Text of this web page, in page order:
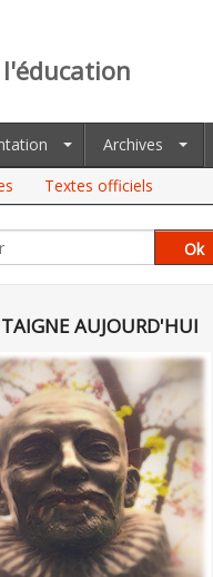
Archives
Textes officiels
AUJOURD'HUI